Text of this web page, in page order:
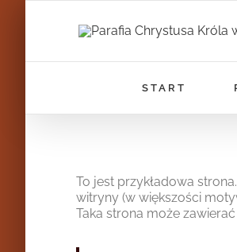
START
To jest przykładowa
witryny (w większości
Taka strona może